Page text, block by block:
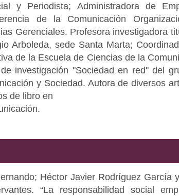
y Periodista; Administradora de
de la Comunicación
Gerenciales. Profesora investigadora
Arboleda, sede Santa Marta;
de la Escuela de Ciencias de la
investigación "Sociedad en red" del
y Sociedad. Autora de diversos
de libro en
Héctor Javier Rodríguez García
“La responsabilidad social